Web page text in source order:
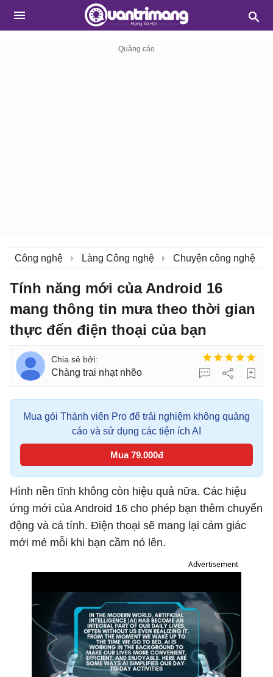
Công nghệ Làng Công nghệ Chuyện công nghệ
Tính năng mới của Android 16
mang thông tin mưa theo thời gian
thực đến điện thoại của bạn
Chàng trai nhạt nhẽo
Mua gói Thành viên Pro để trải nghiệm không quảng
cáo và sử dụng các tiện ích AI
Mua 79.000đ
Hình nền tĩnh không còn hiệu quả nữa. Các hiệu
ứng mới của Android 16 cho phép bạn thêm chuyển
động và cá tính. Điện thoại sẽ mang lại cảm giác
mới mẻ mỗi khi bạn cầm nó lên.
Advertisement